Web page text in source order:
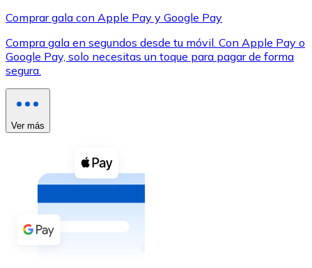
XRP
XRP
Ver todo
Compra criptomonedas con efectivo en tu tienda más
Comprar con efectivo
Transferencia SEPA
Comprar gala con Apple Pay y Google Pay
Compra gala en segundos desde tu móvil. Con Apple Pay o
Google Pay, solo necesitas un toque para pagar de forma
segura.
Ver más